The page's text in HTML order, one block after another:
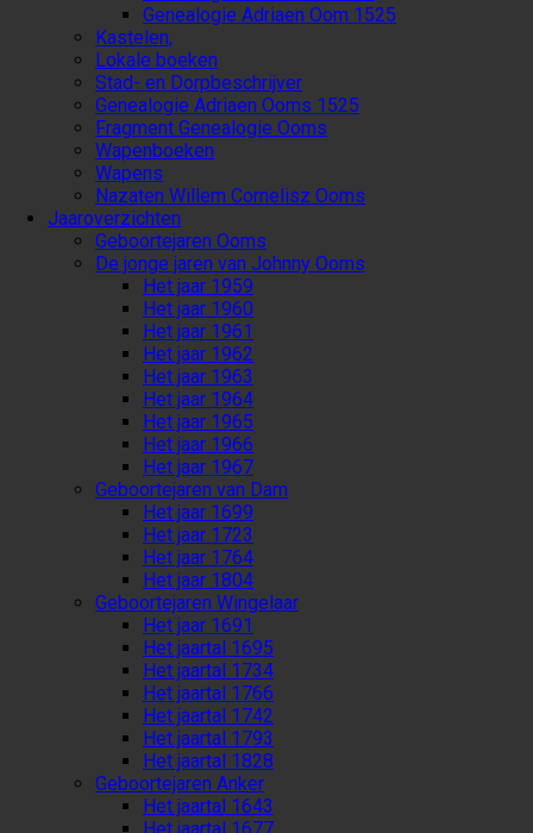
Genealogie Adriaen Oom 1525
Kastelen,
Lokale boeken
Stad- en Dorpbeschrijver
Genealogie Adriaen Ooms 1525
Fragment Genealogie Ooms
Wapenboeken
Wapens
Nazaten Willem Cornelisz Ooms
Jaaroverzichten
Geboortejaren Ooms
De jonge jaren van Johnny Ooms
Het jaar 1959
Het jaar 1960
Het jaar 1961
Het jaar 1962
Het jaar 1963
Het jaar 1964
Het jaar 1965
Het jaar 1966
Het jaar 1967
Geboortejaren van Dam
Het jaar 1699
Het jaar 1723
Het jaar 1764
Het jaar 1804
Geboortejaren Wingelaar
Het jaar 1691
Het jaartal 1695
Het jaartal 1734
Het jaartal 1766
Het jaartal 1742
Het jaartal 1793
Het jaartal 1828
Geboortejaren Anker
Het jaartal 1643